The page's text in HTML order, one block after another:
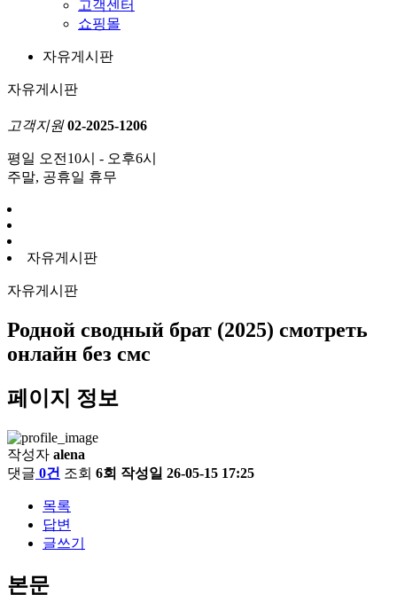
고객센터
쇼핑몰
자유게시판
자유게시판
고객지원 02-2025-1206
평일 오전10시 - 오후6시
주말, 공휴일 휴무
자유게시판
자유게시판
Родной сводный брат (2025) смотреть
онлайн без смс
페이지 정보
작성자 alena
댓글 0건 조회 6회 작성일 26-05-15 17:25
목록
답변
글쓰기
본문